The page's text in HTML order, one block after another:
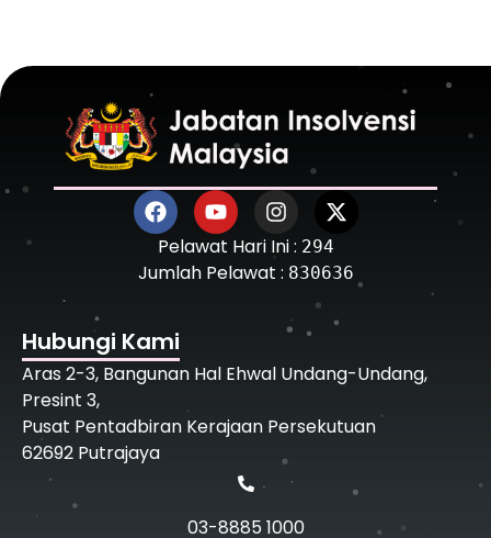
Pelawat Hari Ini : 294
Jumlah Pelawat : 830636
Hubungi Kami
Aras 2-3, Bangunan Hal Ehwal Undang-Undang,
Presint 3,
Pusat Pentadbiran Kerajaan Persekutuan
62692 Putrajaya
03-8885 1000